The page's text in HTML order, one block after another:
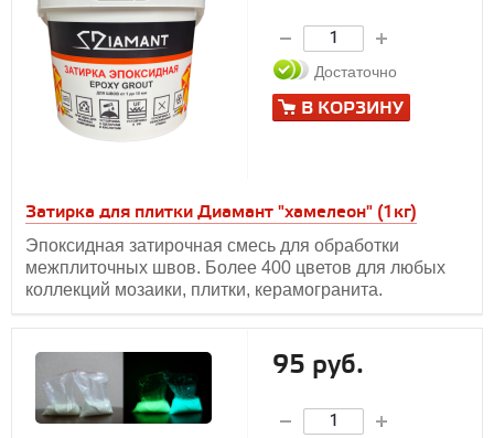
Затирка для плитки Диамант "хамелеон" (1кг)
Эпоксидная затирочная смесь для обработки
межплиточных швов. Более 400 цветов для любых
коллекций мозаики, плитки, керамогранита.
Достаточно
В КОРЗИНУ
95 руб.